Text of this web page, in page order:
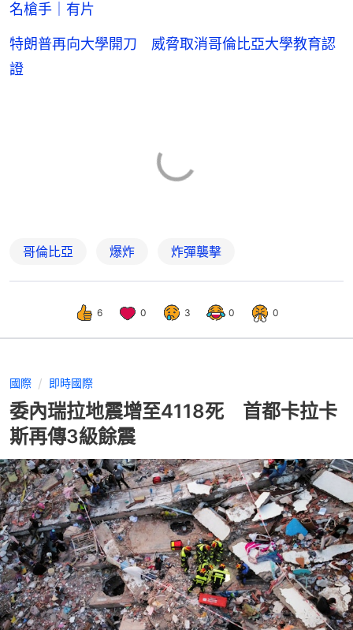
名槍手｜有片
特朗普再向大學開刀 威脅取消哥倫比亞大學教育認
證
哥倫比亞 爆炸 炸彈襲擊
6 0 3 0 0
國際 即時國際
委內瑞拉地震增至4118死 首都卡拉卡
斯再傳3級餘震